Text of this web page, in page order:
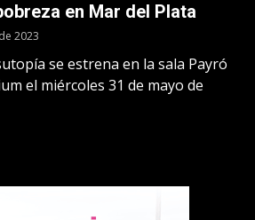
en Mar del Plata
2023
se estrena en la sala Payró
el miércoles 31 de mayo de